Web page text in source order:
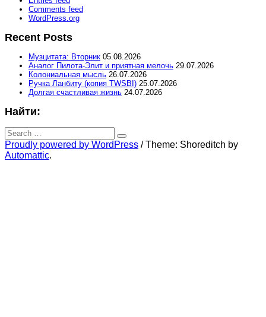
Comments feed
WordPress.org
Recent Posts
Музцитата: Вторник 05.08.2026
Аналог Пилота-Элит и приятная мелочь 29.07.2026
Колониальная мысль 26.07.2026
Ручка Ланбиту (копия TWSBI) 25.07.2026
Долгая счастливая жизнь 24.07.2026
Найти:
Search
for:
Search
Proudly powered by WordPress /Theme: Shoreditch by
Automattic.